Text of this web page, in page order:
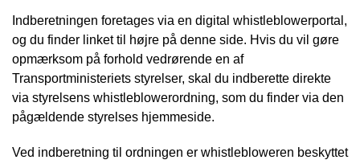
Indberetningen foretages via en digital whistleblowerportal,
og du finder linket til højre på denne side. Hvis du vil gøre
opmærksom på forhold vedrørende en af
Transportministeriets styrelser, skal du indberette direkte
via styrelsens whistleblowerordning, som du finder via den
pågældende styrelses hjemmeside.
Ved indberetning til ordningen er whistlebloweren beskyttet